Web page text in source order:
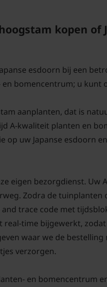
kopen of
esdoorn bij een
bomencentrum; u kunt
aanplanten, dat is
A-kwaliteit planten en
op uw Japanse esdoorn
eigen bezorgdienst. Uw
Zodra de tuinplanten
trace code met
time bijgewerkt,
waar we de
verzorgen.
en bomencentrum